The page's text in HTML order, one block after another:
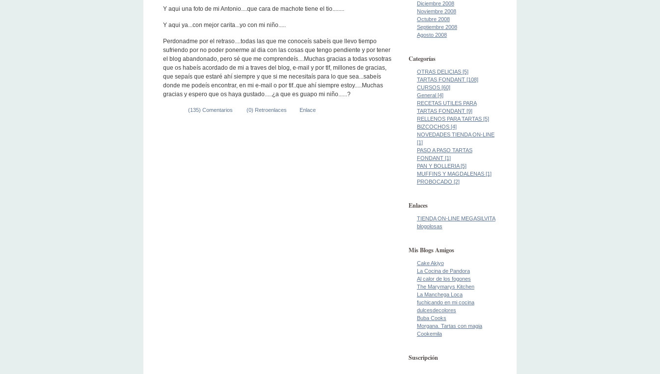
Y aqui una foto de mi Antonio....que cara de machote tiene el tio........
Y aqui ya...con mejor carita...yo con mi niño.....
Perdonadme por el retraso....todas las que me conoceís sabeís que llevo tiempo
sufriendo por no poder ponerme al dia con las cosas que tengo pendiente y por tener
el blog abandonado, pero sé que me comprendeís....Muchas gracias a todas vosotras
que os habeís acordado de mi a traves del blog, e-mail y por tlf, millones de gracias,
que sepaís que estaré ahí siempre y que si me necesitaís para lo que sea...sabeís
donde me podeís encontrar, en mi e-mail o por tlf..que ahí siempre estoy.....Muchas
gracias y espero que os haya gustado.....¿a que es guapo mi niño......?
(135) Comentarios (0) Retroenlaces Enlace
Diciembre 2008
Noviembre 2008
Octubre 2008
Septiembre 2008
Agosto 2008
Categorías
OTRAS DELICIAS [5]
TARTAS FONDANT [108]
CURSOS [60]
General [4]
RECETAS UTILES PARA
TARTAS FONDANT [9]
RELLENOS PARA TARTAS [5]
BIZCOCHOS [4]
NOVEDADES TIENDA ON-LINE
[1]
PASO A PASO TARTAS
FONDANT [1]
PAN Y BOLLERIA [5]
MUFFINS Y MAGDALENAS [1]
PROBOCADO [2]
Enlaces
TIENDA ON-LINE MEGASILVITA
blogolosas
Mis Blogs Amigos
Cake Akiyo
La Cocina de Pandora
Al calor de los fogones
The Marymarys Kitchen
La Manchega Loca
fuchicando en mi cocina
dulcesdecolores
Buba Cooks
Morgana. Tartas con magia
Cookemila
Suscripción